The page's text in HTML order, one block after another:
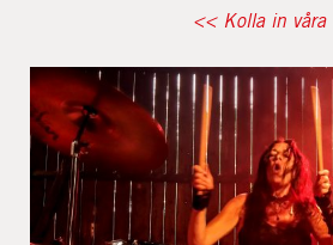
<< Kolla in våra